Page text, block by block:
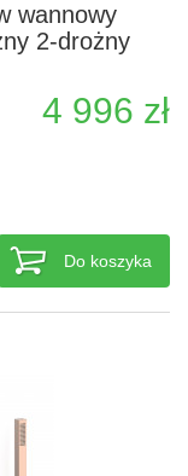
wannowy
2-drożny
4 996 zł
Do koszyka